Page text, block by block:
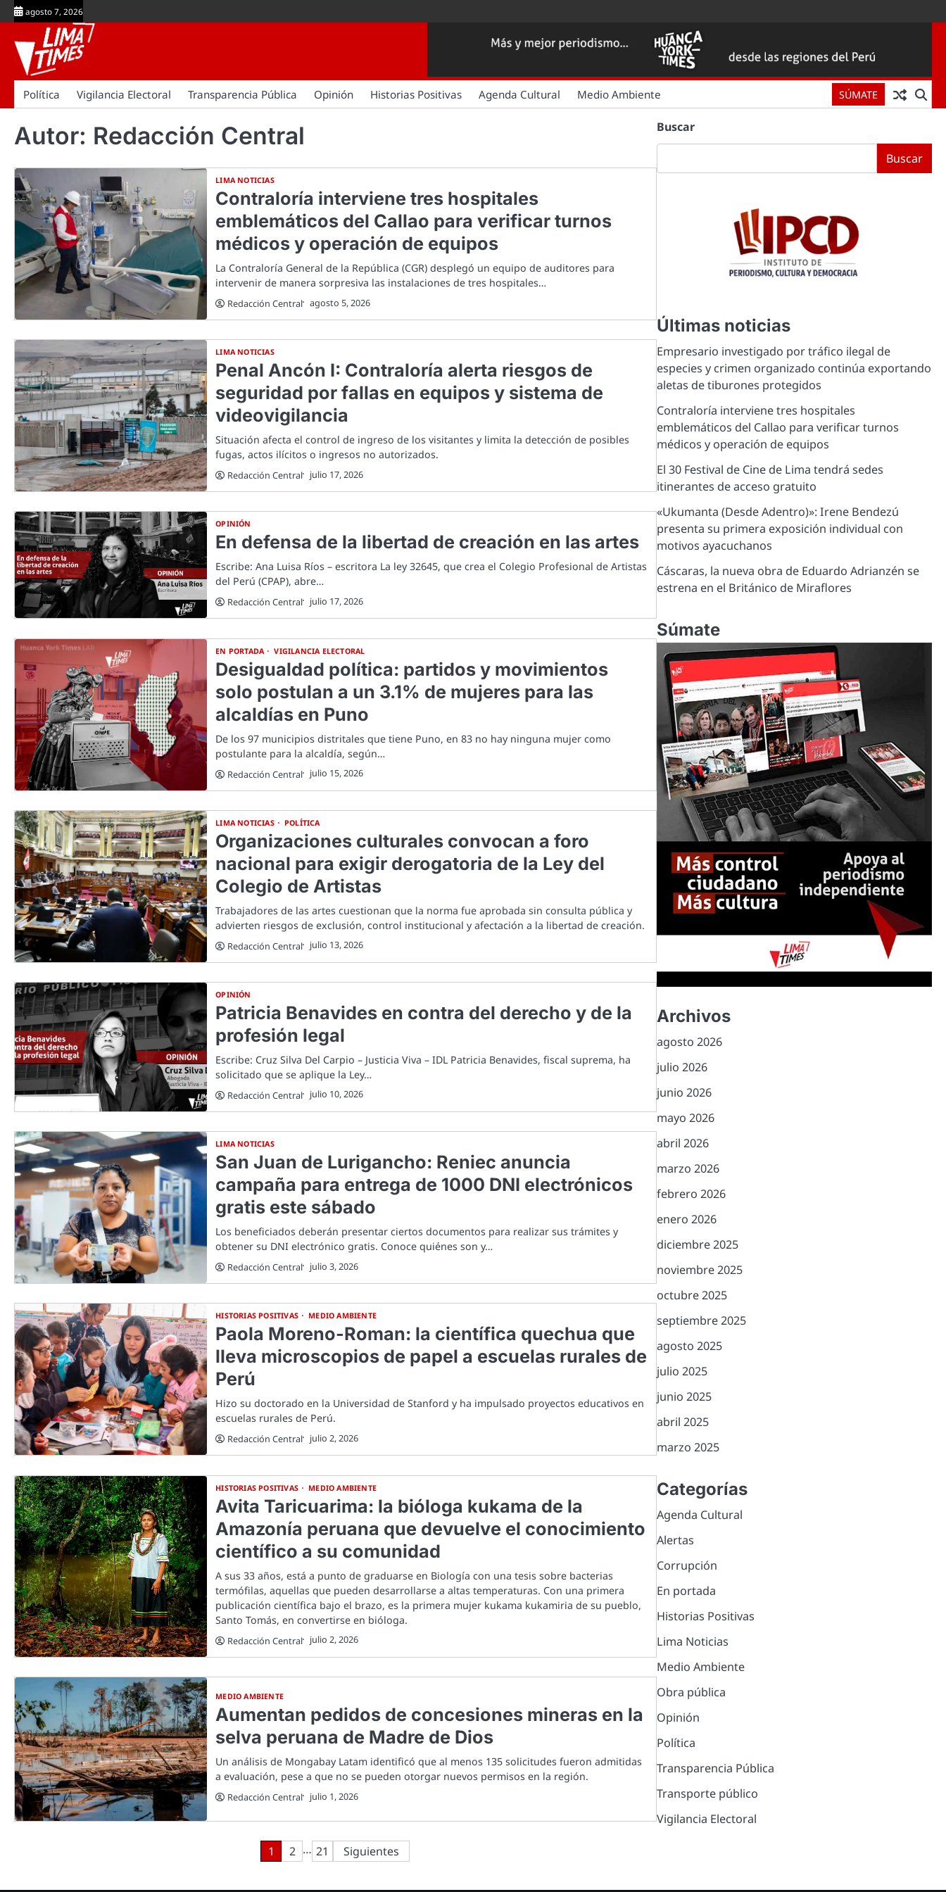
Skip
to
content
agosto 7, 2026
Política Vigilancia Electoral Transparencia Pública Opinión Historias Positivas Agenda Cultural Medio Ambiente SÚMATE
Autor: Redacción Central
LIMA NOTICIAS
Contraloría interviene tres hospitales
emblemáticos del Callao para verificar turnos
médicos y operación de equipos
La Contraloría General de la República (CGR) desplegó un equipo de auditores para
intervenir de manera sorpresiva las instalaciones de tres hospitales…
Redacción Central agosto 5, 2026
LIMA NOTICIAS
Penal Ancón I: Contraloría alerta riesgos de
seguridad por fallas en equipos y sistema de
videovigilancia
Situación afecta el control de ingreso de los visitantes y limita la detección de posibles
fugas, actos ilícitos o ingresos no autorizados.
Redacción Central julio 17, 2026
OPINIÓN
En defensa de la libertad de creación en las artes
Escribe: Ana Luisa Ríos – escritora La ley 32645, que crea el Colegio Profesional de Artistas
del Perú (CPAP), abre…
Redacción Central julio 17, 2026
EN PORTADA VIGILANCIA ELECTORAL
Desigualdad política: partidos y movimientos
solo postulan a un 3.1% de mujeres para las
alcaldías en Puno
De los 97 municipios distritales que tiene Puno, en 83 no hay ninguna mujer como
postulante para la alcaldía, según…
Redacción Central julio 15, 2026
LIMA NOTICIAS POLÍTICA
Organizaciones culturales convocan a foro
nacional para exigir derogatoria de la Ley del
Colegio de Artistas
Trabajadores de las artes cuestionan que la norma fue aprobada sin consulta pública y
advierten riesgos de exclusión, control institucional y afectación a la libertad de creación.
Redacción Central julio 13, 2026
OPINIÓN
Patricia Benavides en contra del derecho y de la
profesión legal
Escribe: Cruz Silva Del Carpio – Justicia Viva – IDL Patricia Benavides, fiscal suprema, ha
solicitado que se aplique la Ley…
Redacción Central julio 10, 2026
LIMA NOTICIAS
San Juan de Lurigancho: Reniec anuncia
campaña para entrega de 1000 DNI electrónicos
gratis este sábado
Los beneficiados deberán presentar ciertos documentos para realizar sus trámites y
obtener su DNI electrónico gratis. Conoce quiénes son y…
Redacción Central julio 3, 2026
HISTORIAS POSITIVAS MEDIO AMBIENTE
Paola Moreno-Roman: la científica quechua que
lleva microscopios de papel a escuelas rurales de
Perú
Hizo su doctorado en la Universidad de Stanford y ha impulsado proyectos educativos en
escuelas rurales de Perú.
Redacción Central julio 2, 2026
HISTORIAS POSITIVAS MEDIO AMBIENTE
Avita Taricuarima: la bióloga kukama de la
Amazonía peruana que devuelve el conocimiento
científico a su comunidad
A sus 33 años, está a punto de graduarse en Biología con una tesis sobre bacterias
termófilas, aquellas que pueden desarrollarse a altas temperaturas. Con una primera
publicación científica bajo el brazo, es la primera mujer kukama kukamiria de su pueblo,
Santo Tomás, en convertirse en bióloga.
Redacción Central julio 2, 2026
MEDIO AMBIENTE
Aumentan pedidos de concesiones mineras en la
selva peruana de Madre de Dios
Un análisis de Mongabay Latam identificó que al menos 135 solicitudes fueron admitidas
a evaluación, pese a que no se pueden otorgar nuevos permisos en la región.
Redacción Central julio 1, 2026
1 2 … 21 Siguientes
Buscar
Buscar
Últimas noticias
Empresario investigado por tráfico ilegal de
especies y crimen organizado continúa exportando
aletas de tiburones protegidos
Contraloría interviene tres hospitales
emblemáticos del Callao para verificar turnos
médicos y operación de equipos
El 30 Festival de Cine de Lima tendrá sedes
itinerantes de acceso gratuito
«Ukumanta (Desde Adentro)»: Irene Bendezú
presenta su primera exposición individual con
motivos ayacuchanos
Cáscaras, la nueva obra de Eduardo Adrianzén se
estrena en el Británico de Miraflores
Súmate
Archivos
agosto 2026
julio 2026
junio 2026
mayo 2026
abril 2026
marzo 2026
febrero 2026
enero 2026
diciembre 2025
noviembre 2025
octubre 2025
septiembre 2025
agosto 2025
julio 2025
junio 2025
abril 2025
marzo 2025
Categorías
Agenda Cultural
Alertas
Corrupción
En portada
Historias Positivas
Lima Noticias
Medio Ambiente
Obra pública
Opinión
Política
Transparencia Pública
Transporte público
Vigilancia Electoral